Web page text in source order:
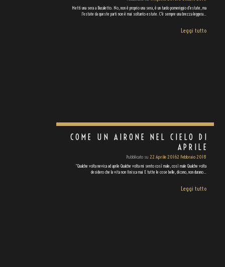
Metti una sera a Bucaletto. No, non è proprio una sera, è un tardo pomeriggio d'estate, ma
l'estate da queste parti non è mai soltanto estate. C'è sempre una brezza leggera…
Leggi tutto
COME UN AIRONE NEL CIELO DI
APRILE
Pubblicato su 22 Aprile 20162 Febbraio 2018
“Qualche volta nevica ad aprile Qualche volta mi sento così male, così male Qualche volta
desidero che la vita non finisca mai E tutte le cose belle, dicono, non durano…
Leggi tutto